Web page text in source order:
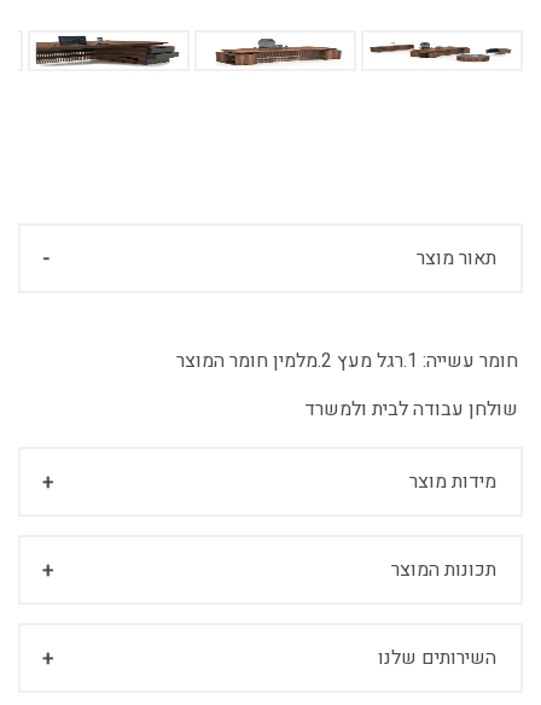
תאור מוצר
חומר עשייה: 1.רגל מעץ 2.מלמין חומר המוצר
שולחן עבודה לבית ולמשרד
מידות מוצר
תכונות המוצר
השירותים שלנו